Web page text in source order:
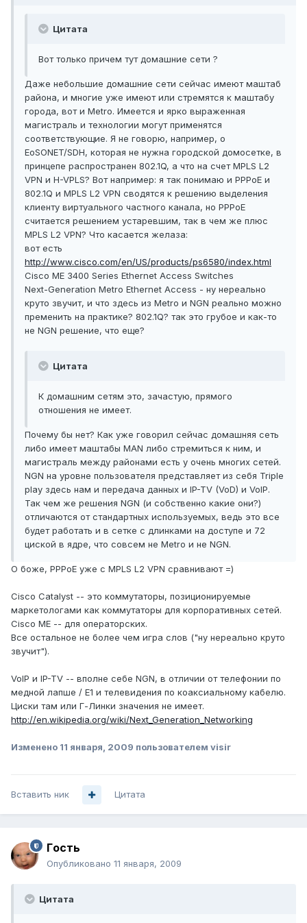
Цитата
Вот только причем тут домашние сети ?
Даже небольшие домашние сети сейчас имеют маштаб
района, и многие уже имеют или стремятся к маштабу
города, вот и Metro. Имеется и ярко выраженная
магистраль и технологии могут применятся
соответствующие. Я не говорю, например, о
EoSONET/SDH, которая не нужна городской домосетке, в
принцепе распространен 802.1Q, а что на счет MPLS L2
VPN и H-VPLS? Вот например: я так понимаю и PPPoE и
802.1Q и MPLS L2 VPN сводятся к решению выделения
клиенту виртуального частного канала, но PPPoE
считается решением устаревшим, так в чем же плюс
MPLS L2 VPN? Что касается желаза:
вот есть
http://www.cisco.com/en/US/products/ps6580/index.html
Cisco ME 3400 Series Ethernet Access Switches
Next-Generation Metro Ethernet Access - ну нереально
круто звучит, и что здесь из Metro и NGN реально можно
пременить на практике? 802.1Q? так это грубое и как-то
не NGN решение, что еще?
Цитата
К домашним сетям это, зачастую, прямого
отношения не имеет.
Почему бы нет? Как уже говорил сейчас домашняя сеть
либо имеет маштабы MAN либо стремиться к ним, и
магистраль между районами есть у очень многих сетей.
NGN на уровне пользователя представляет из себя Triple
play здесь нам и передача данных и IP-TV (VoD) и VoIP.
Так чем же решения NGN (и собственно какие они?)
отличаются от стандартных используемых, ведь это все
будет работать и в сетке с длинками на доступе и 72
циской в ядре, что совсем не Metro и не NGN.
О боже, PPPoE уже с MPLS L2 VPN сравнивают =)
Cisco Catalyst -- это коммутаторы, позиционируемые
маркетологами как коммутаторы для корпоративных сетей.
Cisco ME -- для операторских.
Все остальное не более чем игра слов ("ну нереально круто
звучит").
VoIP и IP-TV -- вполне себе NGN, в отличии от телефонии по
медной лапше / E1 и телевидения по коаксиальному кабелю.
Циски там или Г-Линки значения не имеет.
http://en.wikipedia.org/wiki/Next_Generation_Networking
Изменено 11 января, 2009 пользователем visir
Вставить ник Цитата
Гoсть
Опубликовано 11 января, 2009
Цитата